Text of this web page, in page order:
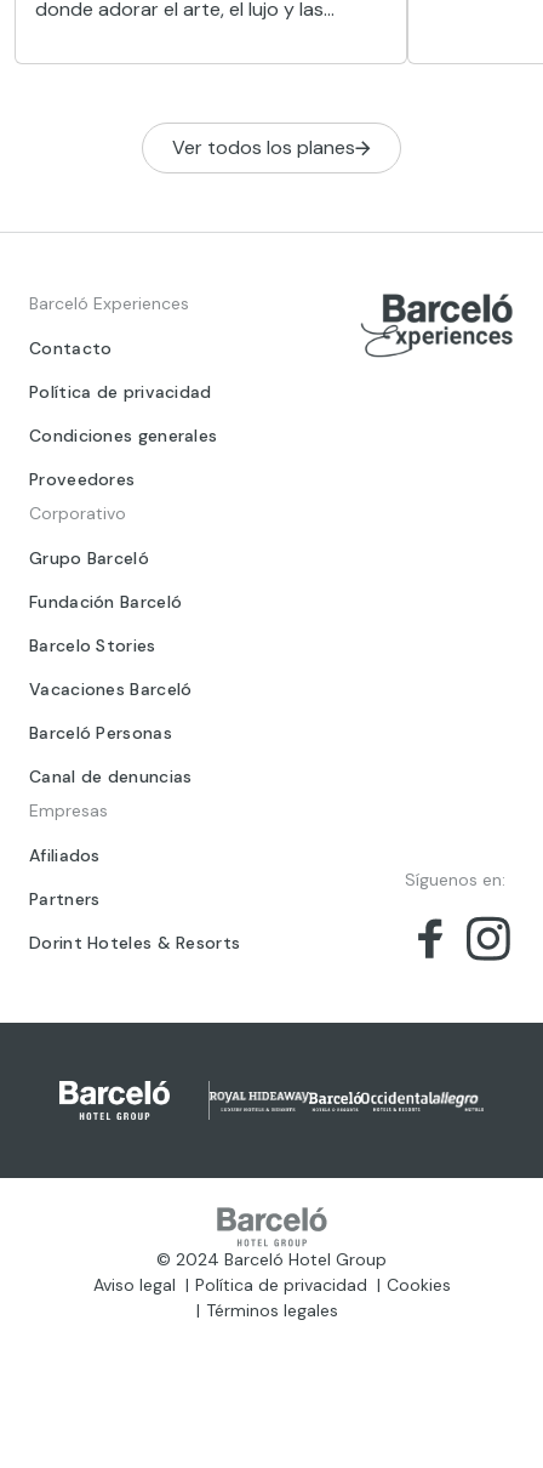
donde adorar el arte, el lujo y las
cristal de estilo belle epóque.
Ver todos los planes
Barceló Experiences
Contacto
Política de privacidad
Condiciones generales
Proveedores
Corporativo
Grupo Barceló
Fundación Barceló
Barcelo Stories
Vacaciones Barceló
Barceló Personas
Canal de denuncias
Empresas
Afiliados
Partners
Dorint Hoteles & Resorts
Síguenos en:
© 2024 Barceló Hotel Group
Aviso legal
Política de privacidad
Cookies
Términos legales